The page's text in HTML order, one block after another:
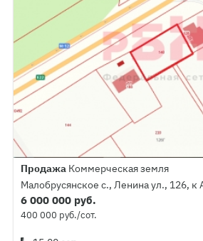
Продажа Коммерческая земля
Малобрусянское с., Ленина ул., 126, к
6 000 000 руб.
400 000 руб./сот.